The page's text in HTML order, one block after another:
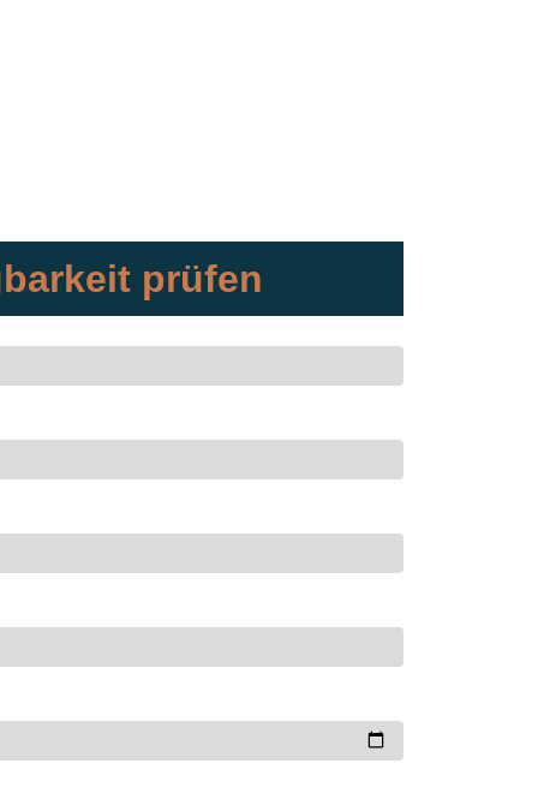
prüfen